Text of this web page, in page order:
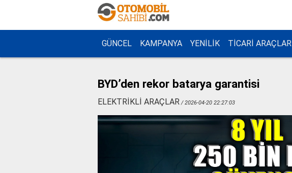
GÜNCEL KAMPANYA YENİLİK TİCARİ ARAÇLAR
BYD’den rekor batarya garantisi
ELEKTRİKLİ ARAÇLAR / 2026-04-20 22:27:03